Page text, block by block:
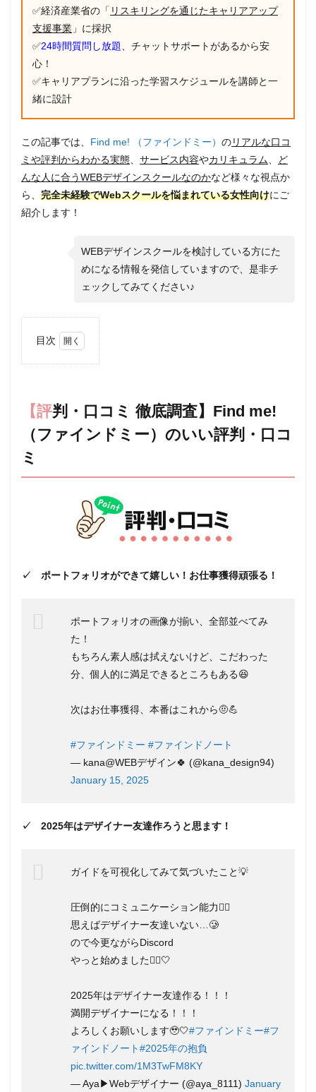
✅経済産業省の「 リスキリングを通じたキャリアアップ
支援事業 」に採択
✅24時間質問し放題 、チャットサポートがあるから安
心！
✅キャリアプランに沿った学習スケジュールを講師と一
緒に設計
この記事では、 Find me! （ファインドミー） のリアルな口コ
ミや評判からわかる実態
サービス内容やカリキュラム
ど
んな人に合うWEBデザインスクールなのかなど様々な視点か
ら、 完全未経験でWebスクールを悩まれている女性向けにご
紹介します！
WEBデザインスクールを検討している方にた
めになる情報を発信していますので、是非チ
ェックしてみてください♪
目次
ミ
調
me!
判・
い評
ミ
【評判・口コミ 徹底調査】Find me!
（ファインドミー）のいい評判・口コ
ミ
✓ ポートフォリオができて嬉しい！お仕事獲得頑張る！
ポートフォリオの画像が揃い、全部並べてみ
た！
もちろん素人感は拭えないけど、こだわった
分、個人的に満足できるところもある😆
次はお仕事獲得、本番はこれから🤨💪
#ファインドミー #ファインドノート
— kana@WEBデザイン🍀 (@kana_design94)
January 15, 2025
✓ 2025年はデザイナー友達作ろうと思ます！
ガイドを可視化してみて気づいたこと💡
圧倒的にコミュニケーション能力🙅‍♀️
思えばデザイナー友達いない…🥲
ので今更ながらDiscord
やっと始めました🙇‍♀️🤍
2025年はデザイナー友達作る！！！
満開デザイナーになる！！！
よろしくお願いします🥹🤍#ファインドミー#フ
ァインドノート#2025年の抱負
pic.twitter.com/1M3TwFM8KY
— Aya▶︎Webデザイナー (@aya_8111) January